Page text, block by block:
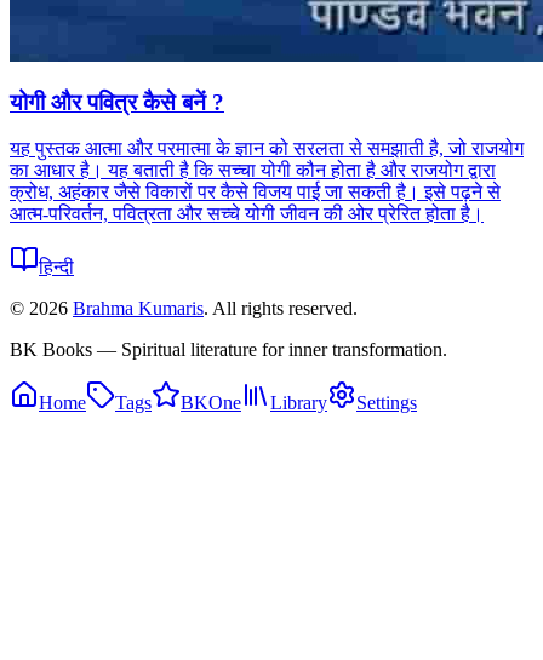
योगी और पवित्र कैसे बनें ?
यह पुस्तक आत्मा और परमात्मा के ज्ञान को सरलता से समझाती है, जो राजयोग
का आधार है। यह बताती है कि सच्चा योगी कौन होता है और राजयोग द्वारा
क्रोध, अहंकार जैसे विकारों पर कैसे विजय पाई जा सकती है। इसे पढ़ने से
आत्म-परिवर्तन, पवित्रता और सच्चे योगी जीवन की ओर प्रेरित होता है।
हिन्दी
© 2026 Brahma Kumaris. All rights reserved.
BK Books — Spiritual literature for inner transformation.
Home Tags BKOne Library Settings